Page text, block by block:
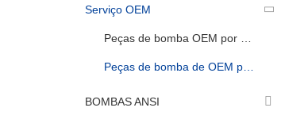
Serviço OEM
Peças de bomba OEM por amostra
Peças de bomba de OEM por desenho
BOMBAS ANSI